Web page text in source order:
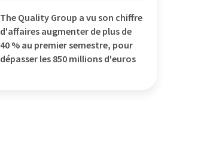
The Quality Group a vu son chiffre
d'affaires augmenter de plus de
40 % au premier semestre, pour
dépasser les 850 millions d'euros